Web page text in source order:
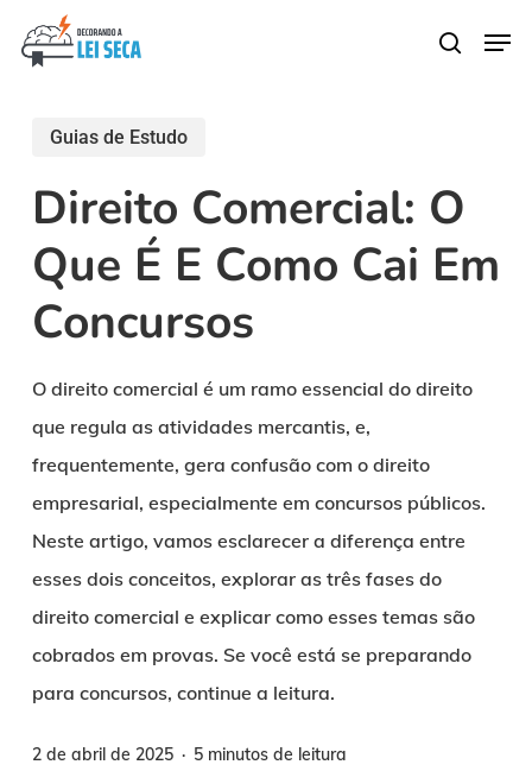
content
search
Guias de Estudo
Direito Comercial: O
Que É E Como Cai Em
Concursos
O direito comercial é um ramo essencial do direito
que regula as atividades mercantis, e,
frequentemente, gera confusão com o direito
empresarial, especialmente em concursos públicos.
Neste artigo, vamos esclarecer a diferença entre
esses dois conceitos, explorar as três fases do
direito comercial e explicar como esses temas são
cobrados em provas. Se você está se preparando
para concursos, continue a leitura.
2 de abril de 2025 5 minutos de leitura